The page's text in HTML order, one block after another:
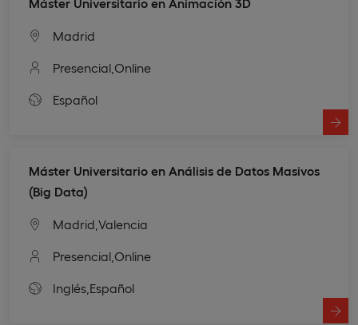
Madrid
Presencial, Online
Español
Máster Universitario en Análisis de Datos Masivos
(Big Data)
Madrid, Valencia
Presencial, Online
Inglés, Español